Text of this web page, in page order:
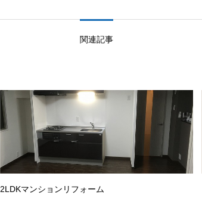
関連記事
2LDKマンションリフォーム